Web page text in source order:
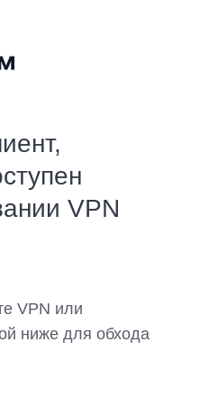
VPN
VPN или
ниже для обхода